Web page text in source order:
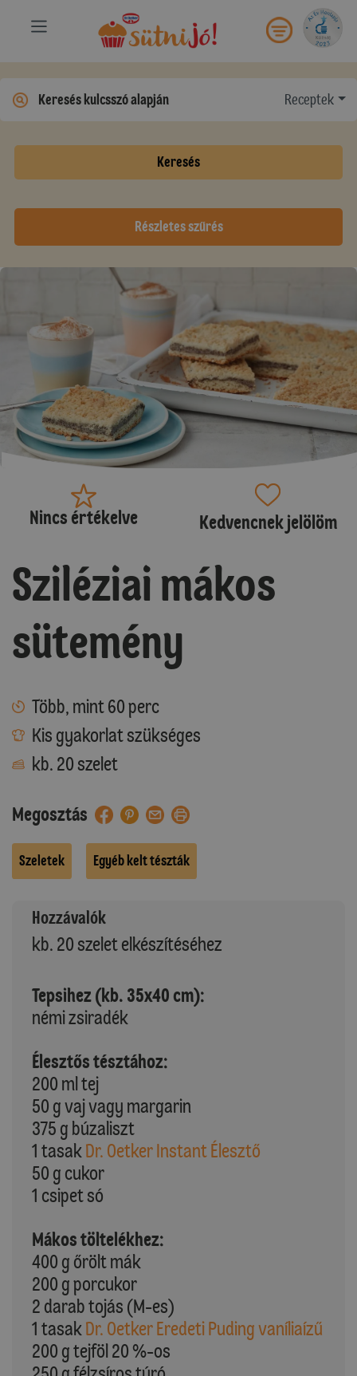
Receptek
Keresés
Részletes szűrés
Nincs értékelve Kedvencnek jelölöm
Sziléziai mákos
sütemény
Több, mint 60 perc
Kis gyakorlat szükséges
kb. 20 szelet
Megosztás
Szeletek Egyéb kelt tészták
Hozzávalók
kb. 20 szelet elkészítéséhez
Tepsihez (kb. 35x40 cm):
némi zsiradék
Élesztős tésztához:
200 ml tej
50 g vaj vagy margarin
375 g búzaliszt
1 tasak Dr. Oetker Instant Élesztő
50 g cukor
1 csipet só
Mákos töltelékhez:
400 g őrölt mák
200 g porcukor
2 darab tojás (M-es)
1 tasak Dr. Oetker Eredeti Puding vaníliaízű
200 g tejföl 20 %-os